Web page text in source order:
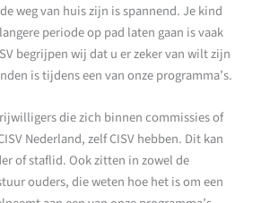
weg van huis zijn is spannend. Je kind
periode op pad laten gaan is vaak
begrijpen wij dat u er zeker van wilt zijn
is tijdens een van onze programma’s.
die zich binnen commissies of
Nederland, zelf CISV hebben. Dit kan
of staflid. Ook zitten in zowel de
ouders, die weten hoe het is om een